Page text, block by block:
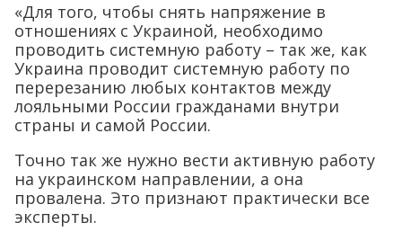
«Для того, чтобы снять напряжение в
отношениях с Украиной, необходимо
проводить системную работу – так же, как
Украина проводит системную работу по
перерезанию любых контактов между
лояльными России гражданами внутри
страны и самой России.
Точно так же нужно вести активную работу
на украинском направлении, а она
провалена. Это признают практически все
эксперты.